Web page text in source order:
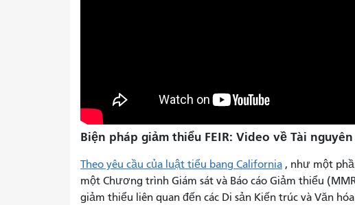
Biện pháp giảm thiểu FEIR: Video về Tài
Theo yêu cầu của luật tiểu bang California , như một
một Chương trình Giám sát và Báo cáo Giảm thiểu
giảm thiểu liên quan đến các Di sản Kiến trúc và Văn